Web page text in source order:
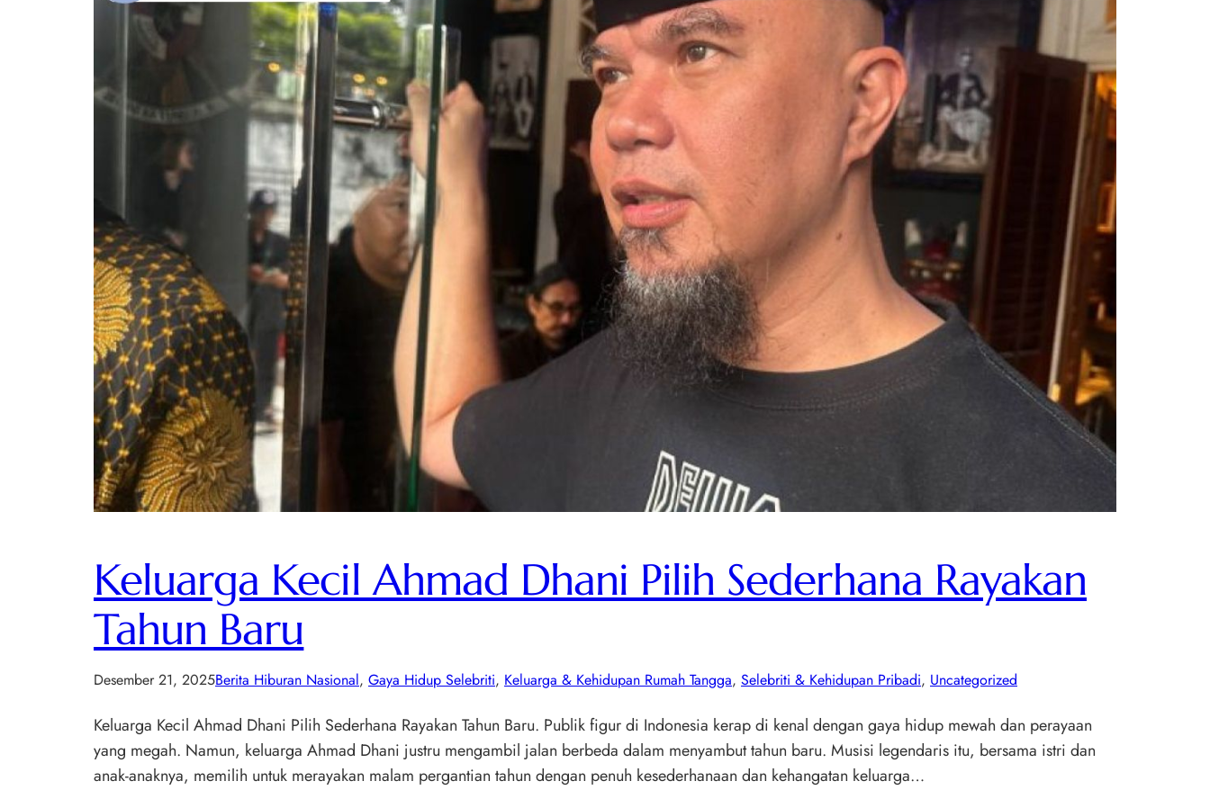
Keluarga Kecil Ahmad Dhani Pilih Sederhana Rayakan
Tahun Baru
Desember 21, 2025Berita Hiburan Nasional, Gaya Hidup Selebriti, Keluarga & Kehidupan Rumah Tangga, Selebriti & Kehidupan Pribadi, Uncategorized
Keluarga Kecil Ahmad Dhani Pilih Sederhana Rayakan Tahun Baru. Publik figur di Indonesia kerap di kenal dengan gaya hidup mewah dan perayaan
yang megah. Namun, keluarga Ahmad Dhani justru mengambil jalan berbeda dalam menyambut tahun baru. Musisi legendaris itu, bersama istri dan
anak-anaknya, memilih untuk merayakan malam pergantian tahun dengan penuh kesederhanaan dan kehangatan keluarga…